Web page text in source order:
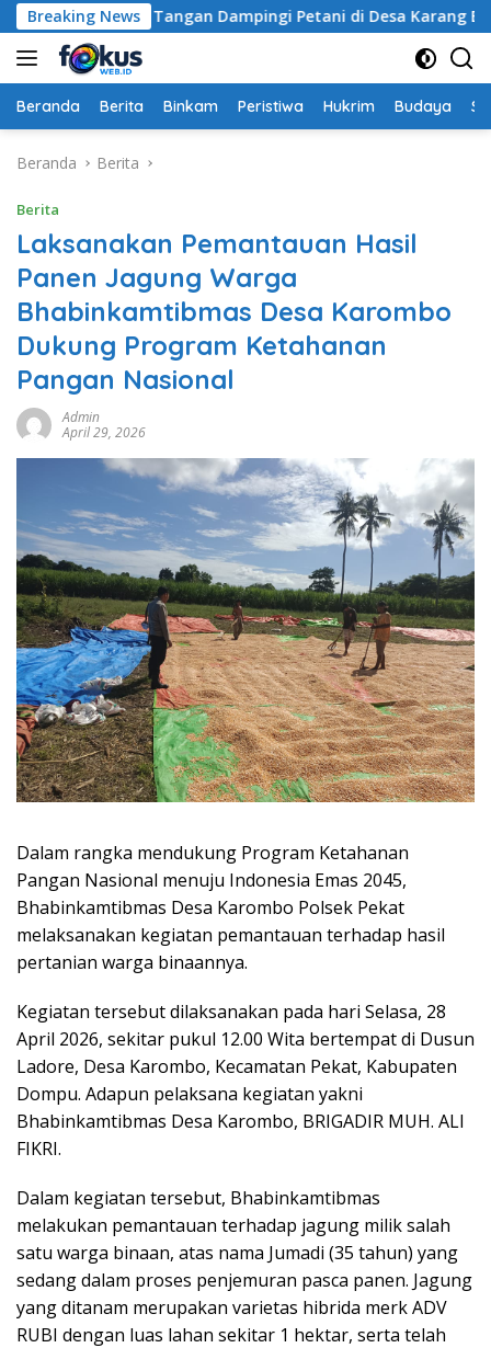
Langsung
ke
konten
Breaking News
Turun Tangan Dampingi Petani di Desa Karang Bongkot
Beranda Berita Binkam Peristiwa Hukrim Budaya
Beranda Berita
Berita
Laksanakan Pemantauan Hasil
Panen Jagung Warga
Bhabinkamtibmas Desa Karombo
Dukung Program Ketahanan
Pangan Nasional
Admin
April 29, 2026
Dalam rangka mendukung Program Ketahanan
Pangan Nasional menuju Indonesia Emas 2045,
Bhabinkamtibmas Desa Karombo Polsek Pekat
melaksanakan kegiatan pemantauan terhadap hasil
pertanian warga binaannya.
Kegiatan tersebut dilaksanakan pada hari Selasa, 28
April 2026, sekitar pukul 12.00 Wita bertempat di Dusun
Ladore, Desa Karombo, Kecamatan Pekat, Kabupaten
Dompu. Adapun pelaksana kegiatan yakni
Bhabinkamtibmas Desa Karombo, BRIGADIR MUH. ALI
FIKRI.
Dalam kegiatan tersebut, Bhabinkamtibmas
melakukan pemantauan terhadap jagung milik salah
satu warga binaan, atas nama Jumadi (35 tahun) yang
sedang dalam proses penjemuran pasca panen. Jagung
yang ditanam merupakan varietas hibrida merk ADV
RUBI dengan luas lahan sekitar 1 hektar, serta telah